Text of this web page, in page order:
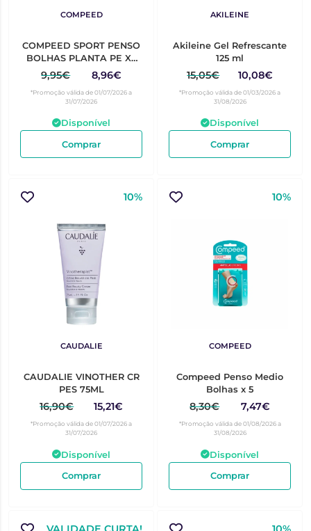
COMPEED
COMPEED SPORT PENSO
BOLHAS PLANTA PE X5
5UNIDADE(S)
9,95€ 8,96€
*Promoção válida de 01/07/2026 a
31/07/2026
Disponível
Comprar
AKILEINE
Akileine Gel Refrescante
125 ml
15,05€ 10,08€
*Promoção válida de 01/03/2026 a
31/08/2026
Disponível
Comprar
10%
CAUDALIE
CAUDALIE VINOTHER CR
PES 75ML
16,90€ 15,21€
*Promoção válida de 01/07/2026 a
31/07/2026
Disponível
Comprar
10%
COMPEED
Compeed Penso Medio
Bolhas x 5
8,30€ 7,47€
*Promoção válida de 01/08/2026 a
31/08/2026
Disponível
Comprar